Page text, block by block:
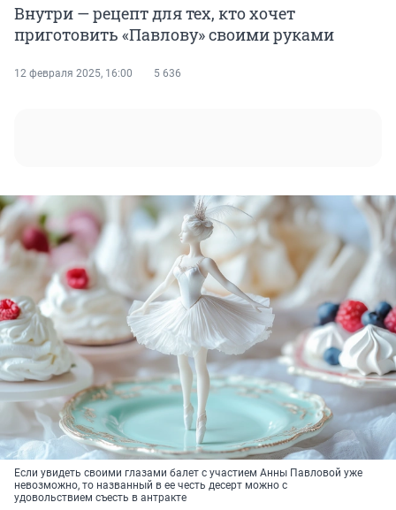
Внутри — рецепт для тех, кто хочет
приготовить «Павлову» своими руками
12 февраля 2025, 16:00 5 636
Если увидеть своими глазами балет с участием Анны Павловой уже
невозможно, то названный в ее честь десерт можно с
удовольствием съесть в антракте